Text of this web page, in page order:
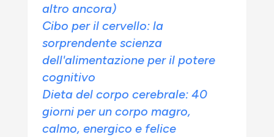
altro ancora)
Cibo per il cervello: la
sorprendente scienza
dell'alimentazione per il potere
cognitivo
Dieta del corpo cerebrale: 40
giorni per un corpo magro,
calmo, energico e felice